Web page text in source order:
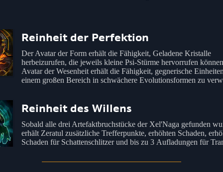
Reinheit der Perfektion
Der Avatar der Form erhält die Fähigkeit, Geladene Kristalle
herbeizurufen, die jeweils kleine Psi-Stürme hervorrufen
Avatar der Wesenheit erhält die Fähigkeit, gegnerische
einem großen Bereich in schwächere Evolutionsformen zu
Reinheit des Willens
Sobald alle drei Artefaktbruchstücke der Xel'Naga gefunden
erhält Zeratul zusätzliche Trefferpunkte, erhöhten Schaden,
Schaden für Schattenschlitzer und bis zu 3 Aufladungen für